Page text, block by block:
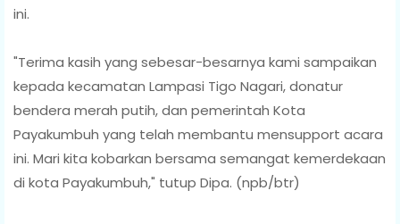
ini.
"Terima kasih yang sebesar-besarnya kami sampaikan
kepada kecamatan Lampasi Tigo Nagari, donatur
bendera merah putih, dan pemerintah Kota
Payakumbuh yang telah membantu mensupport acara
ini. Mari kita kobarkan bersama semangat kemerdekaan
di kota Payakumbuh," tutup Dipa. (npb/btr)